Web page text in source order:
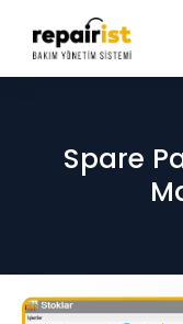
Spare